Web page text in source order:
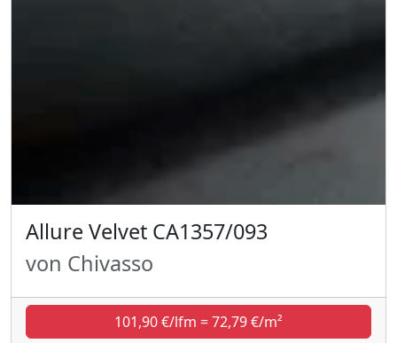
Allure Velvet CA1357/093
von Chivasso
101,90 €/lfm = 72,79 €/m²